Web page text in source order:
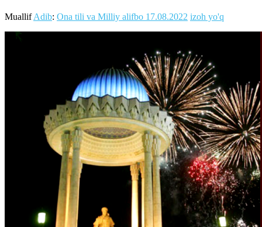
MuallifAdib: Ona tili va Milliy alifbo 17.08.2022 izoh yo'q